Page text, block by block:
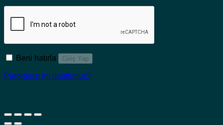
Beni hatırla Giriş Yap
Parolanızı mı unuttunuz?